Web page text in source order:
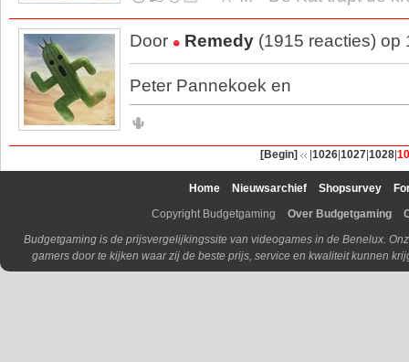
Door Remedy (1915 reacties) op
Peter Pannekoek en
🌵
[Begin] 1026 1027 1028
Home Nieuwsarchief Shopsurvey
Copyright Budgetgaming
Over Budgetgaming
Budgetgaming is de prijsvergelijkingssite van videogames in de Benelux.
gamers door te kijken waar zij de beste prijs, service en kwaliteit kunnen